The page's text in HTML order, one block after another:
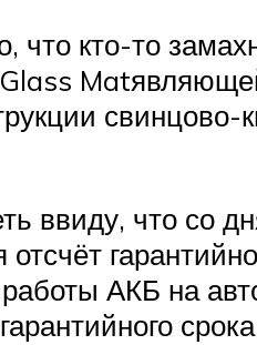
кто-то
свинцово-
ввиду, что со
АКБ на